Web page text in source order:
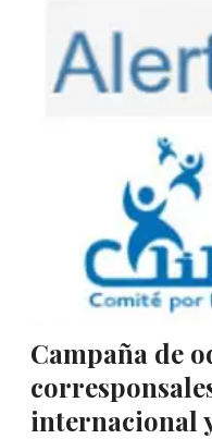
Campaña de
internacional